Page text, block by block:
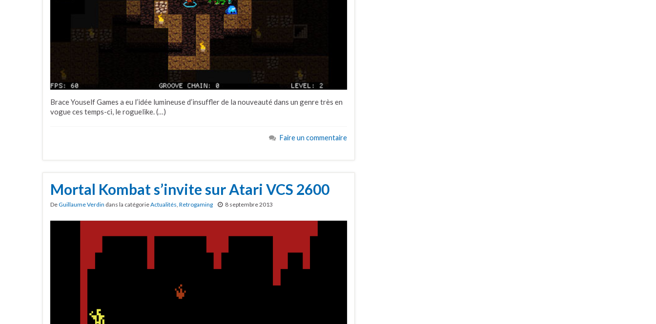
Brace Youself Games a eu l’idée lumineuse d’insuffler de la nouveauté dans un genre très en
vogue ces temps-ci, le roguelike. (…)
Faire un commentaire
Mortal Kombat s’invite sur Atari VCS 2600
DeGuillaume Verdin dans la catégorieActualités Retrogaming 8 septembre 2013